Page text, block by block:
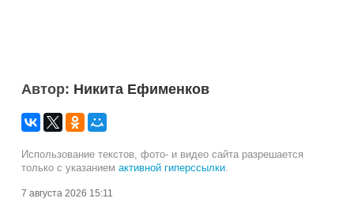
Автор: Никита Ефименков
Использование текстов, фото- и видео сайта разрешается
только с указанием активной гиперссылки
7 августа 2026 15:11